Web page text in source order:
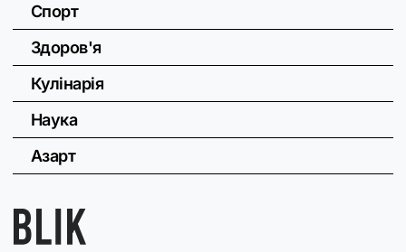
Спорт
Здоров'я
Кулінарія
Наука
Азарт